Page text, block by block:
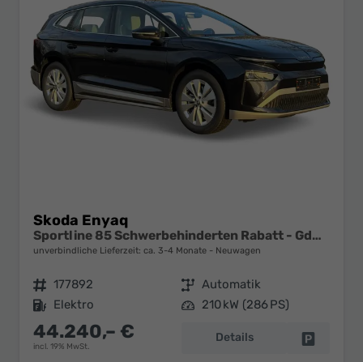
Skoda Enyaq
Sportline 85 Schwerbehinderten Rabatt - GdB 50% FÖRDERFÄHIG
unverbindliche Lieferzeit: ca. 3-4 Monate Neuwagen
Fahrzeugnr. 177892 Getriebe Automatik
Kraftstoff Elektro Leistung 210 kW (286 PS)
44.240,– €
incl. 19% MwSt.
Details